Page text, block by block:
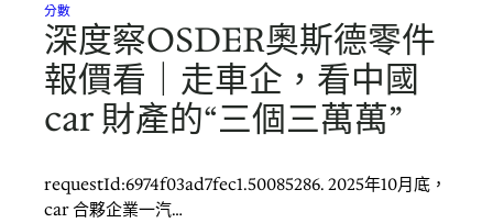
分數
深度察OSDER奧斯德零件
報價看｜走車企，看中國
car 財產的“三個三萬萬”
requestId:6974f03ad7fec1.50085286. 2025年10月底，
car 合夥企業一汽…